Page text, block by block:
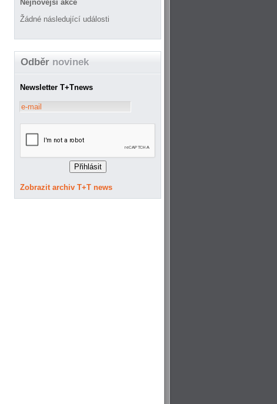
Nejnovější akce
Žádné následující události
Odběr novinek
Newsletter T+Tnews
Zobrazit archiv T+T news